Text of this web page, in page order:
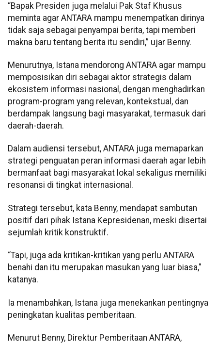
“Bapak Presiden juga melalui Pak Staf Khusus
meminta agar ANTARA mampu menempatkan dirinya
tidak saja sebagai penyampai berita, tapi memberi
makna baru tentang berita itu sendiri,” ujar Benny.
Menurutnya, Istana mendorong ANTARA agar mampu
memposisikan diri sebagai aktor strategis dalam
ekosistem informasi nasional, dengan menghadirkan
program-program yang relevan, kontekstual, dan
berdampak langsung bagi masyarakat, termasuk dari
daerah-daerah.
Dalam audiensi tersebut, ANTARA juga memaparkan
strategi penguatan peran informasi daerah agar lebih
bermanfaat bagi masyarakat lokal sekaligus memiliki
resonansi di tingkat internasional.
Strategi tersebut, kata Benny, mendapat sambutan
positif dari pihak Istana Kepresidenan, meski disertai
sejumlah kritik konstruktif.
“Tapi, juga ada kritikan-kritikan yang perlu ANTARA
benahi dan itu merupakan masukan yang luar biasa,"
katanya.
Ia menambahkan, Istana juga menekankan pentingnya
peningkatan kualitas pemberitaan.
Menurut Benny, Direktur Pemberitaan ANTARA,